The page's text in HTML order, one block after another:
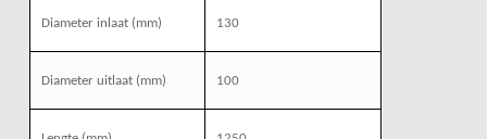
Diameter inlaat (mm) 130
Diameter uitlaat (mm) 100